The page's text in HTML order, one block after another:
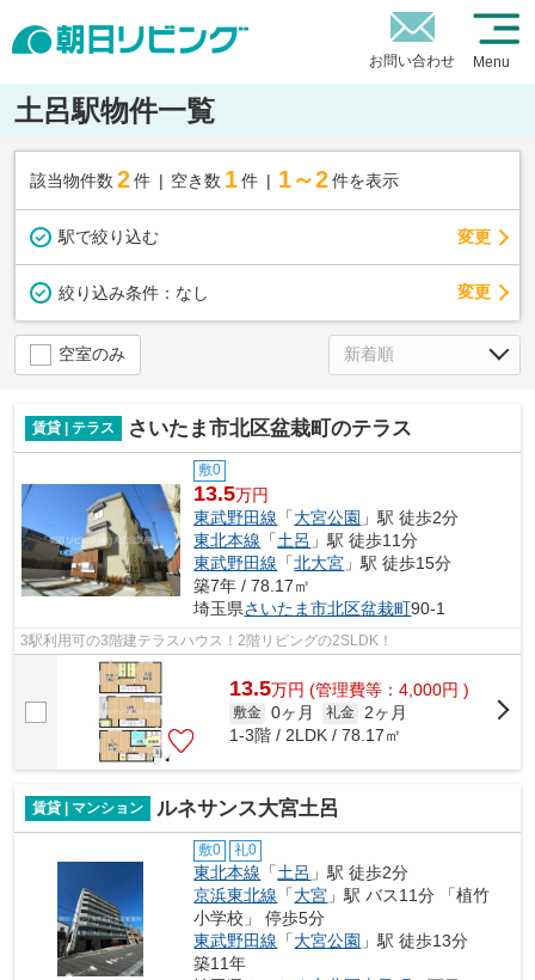
お問い合わせ Menu
土呂駅物件一覧
該当物件数 2件 空き数 1 件 1～2 件を表示
駅で絞り込む 変更
絞り込み条件： なし 変更
空室のみ
賃貸 | テラス さいたま市北区盆栽町のテラス
敷0
13.5万円
東武野田線 「大宮公園 」駅 徒歩2分
東北本線 「土呂 」駅 徒歩11分
東武野田線 「北大宮 」駅 徒歩15分
築7年 / 78.17㎡
埼玉県さいたま市北区盆栽町90-1
3駅利用可の3階建テラスハウス！2階リビングの2SLDK！
13.5万円 (管理費等：4,000円 )
敷金 0ヶ月 礼金 2ヶ月
1-3階 / 2LDK / 78.17㎡
賃貸 | マンション ルネサンス大宮土呂
敷0 礼0
東北本線 「土呂 」駅 徒歩2分
京浜東北線 「大宮 」駅 バス11分 「植竹
小学校」 停歩5分
東武野田線 「大宮公園 」駅 徒歩13分
築11年